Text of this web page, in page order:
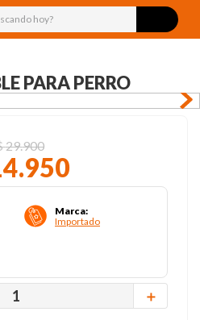
hoy?
PARA PERRO
29.900
.950
Marca:
Importado
＋